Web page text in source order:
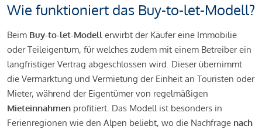
Wie funktioniert das Buy-to-let-Modell?
Beim Buy-to-let-Modell erwirbt der Käufer eine Immobilie
oder Teileigentum, für welches zudem mit einem Betreiber ein
langfristiger Vertrag abgeschlossen wird. Dieser übernimmt
die Vermarktung und Vermietung der Einheit an Touristen oder
Mieter, während der Eigentümer von regelmäßigen
Mieteinnahmen profitiert. Das Modell ist besonders in
Ferienregionen wie den Alpen beliebt, wo die Nachfrage nach